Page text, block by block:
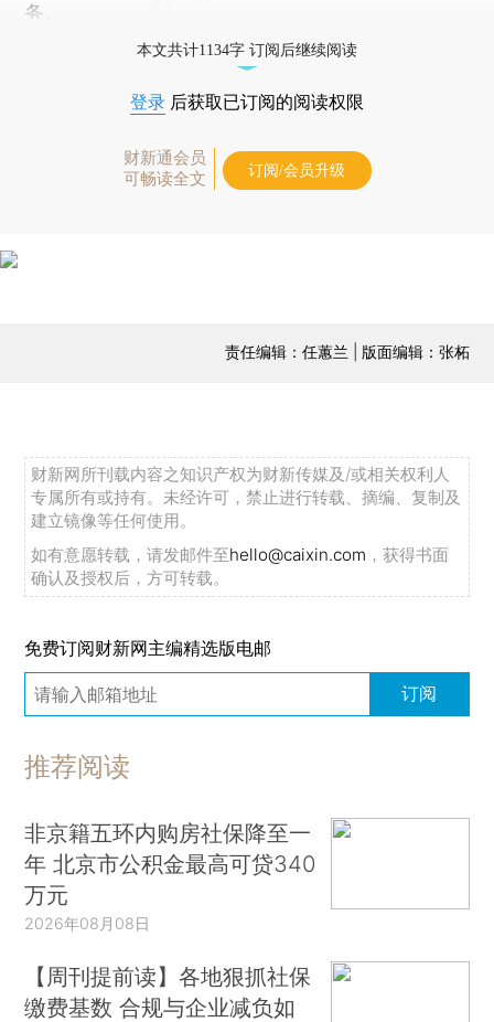
务。
本文共计1134字 订阅后继续阅读
登录 后获取已订阅的阅读权限
财新通会员
可畅读全文
订阅/会员升级
责任编辑：任蕙兰 | 版面编辑：张柘
财新网所刊载内容之知识产权为财新传媒及/或相关权利人
专属所有或持有。未经许可，禁止进行转载、摘编、复制及
建立镜像等任何使用。
如有意愿转载，请发邮件至hello@caixin.com ，获得书面
确认及授权后，方可转载。
免费订阅财新网主编精选版电邮
订阅
推荐阅读
非京籍五环内购房社保降至一
年 北京市公积金最高可贷340
万元
2026年08月08日
【周刊提前读】各地狠抓社保
缴费基数 合规与企业减负如